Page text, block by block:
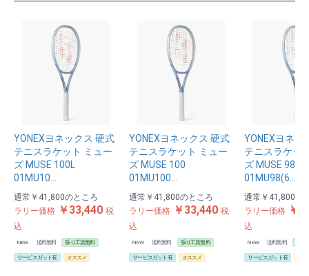
YONEXヨネックス 硬式
テニスラケット ミュー
ズ MUSE 100L
01MU10…
通常 ￥41,800のところ
ラリー価格 ￥33,440 税
込
NEW 送料無料 張り工賃無料
サービスガット有 オススメ
YONEXヨネックス 硬式
テニスラケット ミュー
ズ MUSE 100
01MU100…
通常 ￥41,800のところ
ラリー価格 ￥33,440税
込
NEW 送料無料 張り工賃無料
サービスガット有 オススメ
YONEXヨネッ
テニスラケッ
ズ MUSE 98
01MU98(6…
通常 ￥41,800
ラリー価格 ￥
込
NEW 送料無料
サービスガット有